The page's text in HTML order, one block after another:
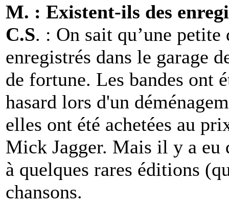
M. : Existent-ils des
C.S. : On sait qu’une
enregistrés dans le garage
de fortune. Les bandes ont
hasard lors d'un
elles ont été achetées au
Mick Jagger. Mais il y a eu
à quelques rares éditions
chansons.